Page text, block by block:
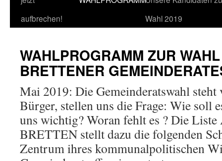
Inhalt
aufbrechen!
Wahl 2019
WAHLPROGRAMM ZUR
BRETTENER
Mai 2019: Die Gemeinderatswahl
Bürger, stellen uns die Frage: Wie soll
uns wichtig? Woran fehlt es ? Die
BRETTEN stellt dazu die folgenden
Zentrum ihres kommunalpolitischen